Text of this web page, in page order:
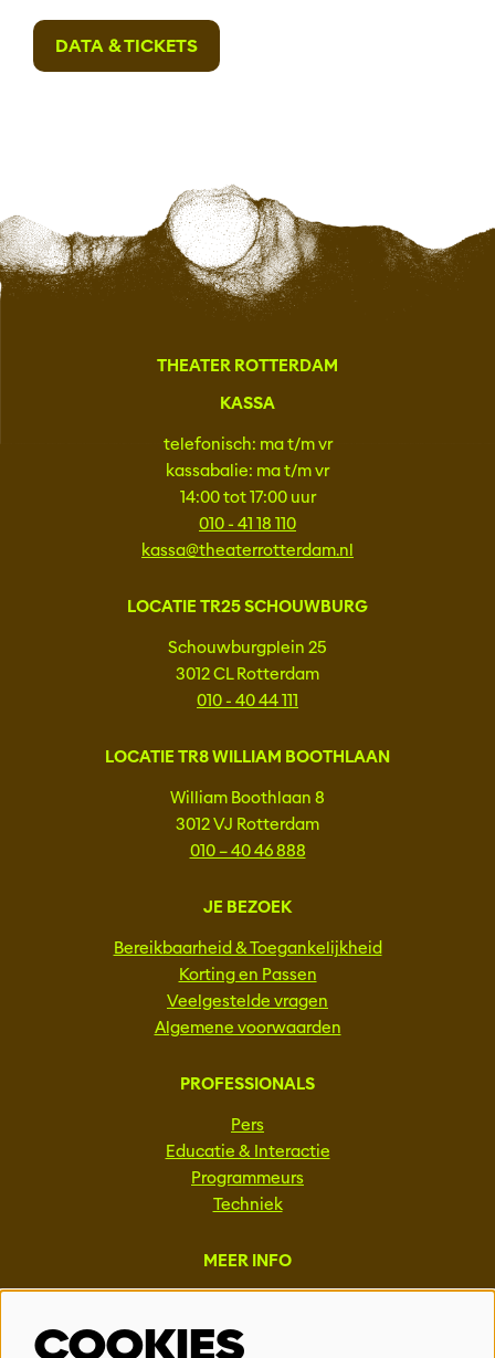
DATA & TICKETS
THEATER ROTTERDAM
KASSA
telefonisch: ma t/m vr
kassabalie: ma t/m vr
14:00 tot 17:00 uur
010 - 41 18 110
kassa@theaterrotterdam.nl
LOCATIE TR25 SCHOUWBURG
Schouwburgplein 25
3012 CL Rotterdam
010 - 40 44 111
LOCATIE TR8 WILLIAM BOOTHLAAN
William Boothlaan 8
3012 VJ Rotterdam
010 – 40 46 888
JE BEZOEK
Bereikbaarheid & Toegankelijkheid
Korting en Passen
Veelgestelde vragen
Algemene voorwaarden
PROFESSIONALS
Pers
Educatie & Interactie
Programmeurs
Techniek
MEER INFO
Vacatures
COOKIES